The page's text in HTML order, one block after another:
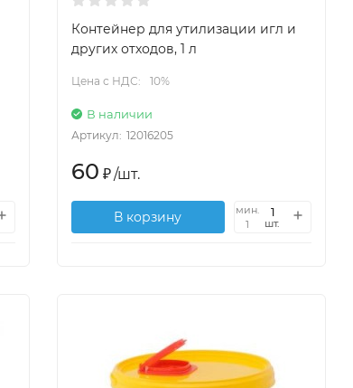
Контейнер для утилизации игл и
других отходов, 1 л
Цена с НДС: 10%
В наличии
Артикул: 12016205
60 ₽/шт.
В корзину
мин.
1
шт.